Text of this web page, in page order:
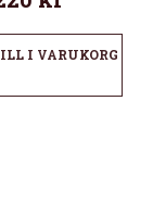
I VARUKORG